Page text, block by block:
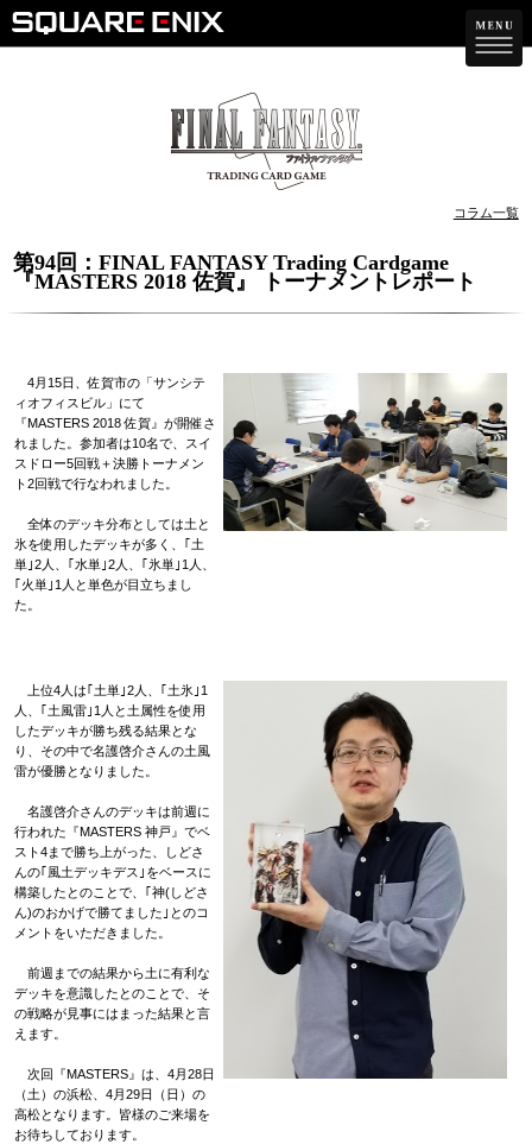
コラム一覧
第94回：FINAL FANTASY Trading Cardgame
『MASTERS 2018 佐賀』 トーナメントレポート
4月15日、佐賀市の「サンシテ
ィオフィスビル」にて
『MASTERS 2018 佐賀』が開催さ
れました。参加者は10名で、スイ
スドロー5回戦＋決勝トーナメン
ト2回戦で行なわれました。
全体のデッキ分布としては土と
氷を使用したデッキが多く、｢土
単｣2人、｢水単｣2人、｢氷単｣1人、
｢火単｣1人と単色が目立ちまし
た。
上位4人は｢土単｣2人、｢土氷｣1
人、｢土風雷｣1人と土属性を使用
したデッキが勝ち残る結果とな
り、その中で名護啓介さんの土風
雷が優勝となりました。
名護啓介さんのデッキは前週に
行われた『MASTERS 神戸』でベ
スト4まで勝ち上がった、しどさ
んの｢風土デッキデス｣をベースに
構築したとのことで、｢神(しどさ
ん)のおかげで勝てました｣とのコ
メントをいただきました。
前週までの結果から土に有利な
デッキを意識したとのことで、そ
の戦略が見事にはまった結果と言
えます。
次回『MASTERS』は、4月28日
（土）の浜松、4月29日（日）の
高松となります。皆様のご来場を
お待ちしております。